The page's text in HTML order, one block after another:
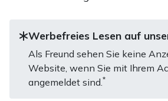
Werbefreies Lesen auf
Als Freund sehen Sie keine
Website, wenn Sie mit Ihrem
angemeldet sind.*